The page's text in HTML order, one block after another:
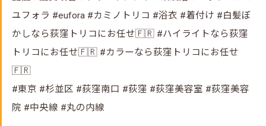
ユフォラ #eufora #カミノトリコ #浴衣 #着付け #白髪ぼ
かしなら荻窪トリコにお任せ🇫🇷 #ハイライトなら荻窪
トリコにお任せ🇫🇷 #カラーなら荻窪トリコにお任せ
🇫🇷
#東京 #杉並区 #荻窪南口 #荻窪 #荻窪美容室 #荻窪美容
院 #中央線 #丸の内線